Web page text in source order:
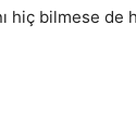
hiç bilmese de